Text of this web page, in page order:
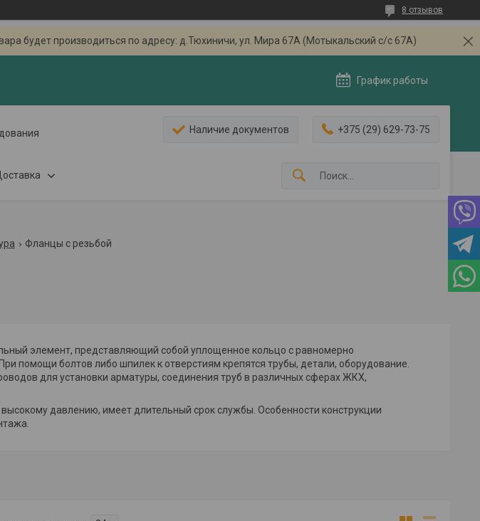
8 отзывов
будет производиться по адресу: д.Тюхиничи, ул. Мира 67А (Мотыкальский с/с 67А)
График работы
Наличие документов +375 (29) 629-73-75
Фланцы с резьбой
элемент, представляющий собой уплощенное кольцо с равномерно
помощи болтов либо шпилек к отверстиям крепятся трубы, детали, оборудование.
для установки арматуры, соединения труб в различных сферах ЖКХ,
давлению, имеет длительный срок службы. Особенности конструкции